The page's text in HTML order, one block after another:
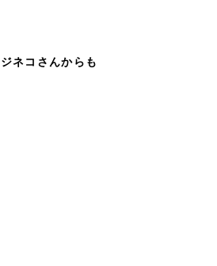
ネコさんからも